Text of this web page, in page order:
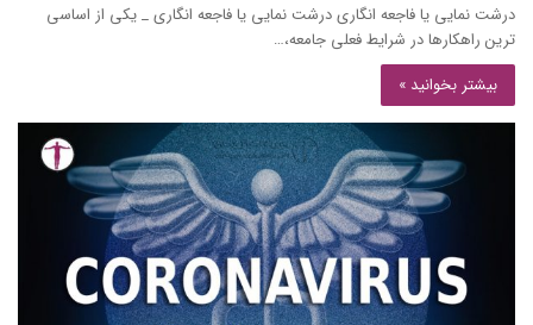
درشت نمایی یا فاجعه انگاری درشت نمایی یا فاجعه انگاری _ یکی از اساسی
ترین راهکارها در شرایط فعلی جامعه،…
بیشتر بخوانید »